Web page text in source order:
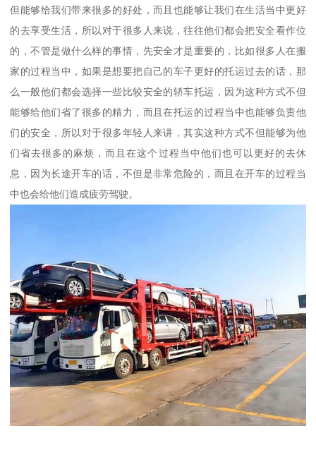
但能够给我们带来很多的好处，而且也能够让我们在生活当中更好
的去享受生活，所以对于很多人来说，往往他们都会把安全看作位
的，不管是做什么样的事情，先安全才是重要的，比如很多人在搬
家的过程当中，如果是想要把自己的车子更好的托运过去的话，那
么一般他们都会选择一些比较安全的轿车托运，因为这种方式不但
能够给他们省了很多的精力，而且在托运的过程当中也能够负责他
们的安全，所以对于很多年轻人来讲，其实这种方式不但能够为他
们省去很多的麻烦，而且在这个过程当中他们也可以更好的去休
息，因为长途开车的话，不但是非常危险的，而且在开车的过程当
中也会给他们造成疲劳驾驶。